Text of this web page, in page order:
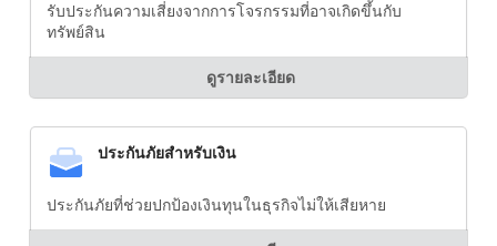
รับประกันความเสี่ยงจากการโจรกรรมที่อาจเกิดขึ้นกับ
ทรัพย์สิน
ดูรายละเอียด
ประกันภัยสำหรับเงิน
ประกันภัยที่ช่วยปกป้องเงินทุนในธุรกิจไม่ให้เสียหาย